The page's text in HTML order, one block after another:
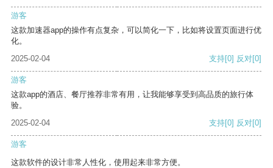
游客
这款加速器app的操作有点复杂，可以简化一下，比如将设置页面进行优
化。
2025-02-04
支持[0] 反对[0]
游客
这款app的酒店、餐厅推荐非常有用，让我能够享受到高品质的旅行体
验。
2025-02-04
支持[0] 反对[0]
游客
这款软件的设计非常人性化，使用起来非常方便。